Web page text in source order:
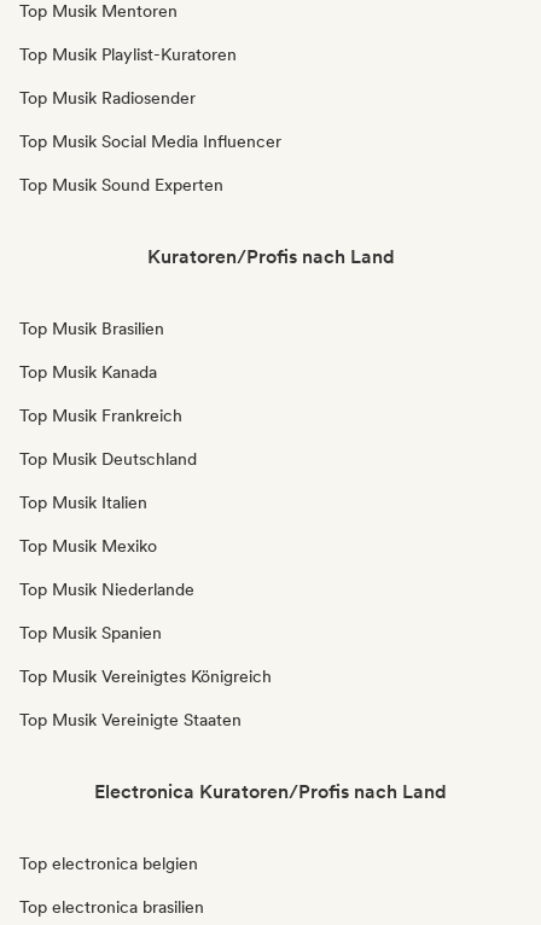
Top Musik Mentoren
Top Musik Playlist-Kuratoren
Top Musik Radiosender
Top Musik Social Media Influencer
Top Musik Sound Experten
Kuratoren/Profis nach Land
Top Musik Brasilien
Top Musik Kanada
Top Musik Frankreich
Top Musik Deutschland
Top Musik Italien
Top Musik Mexiko
Top Musik Niederlande
Top Musik Spanien
Top Musik Vereinigtes Königreich
Top Musik Vereinigte Staaten
Electronica Kuratoren/Profis nach Land
Top electronica belgien
Top electronica brasilien